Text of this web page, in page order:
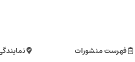
فهرست منشورات